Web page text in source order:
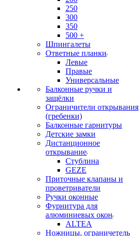
250
300
350
500 +
Шпингалеты
Ответные планки
Левые
Правые
Универсальные
Балконные ручки и
защёлки
Ограничители открывания
(гребенки)
Балконные гарнитуры
Детские замки
Дистанционное
открывание
Стублина
GEZE
Приточные клапаны и
проветриватели
Ручки оконные
Фурнитура для
алюминиевых окон
ALTEA
Ножницы, ограничетель